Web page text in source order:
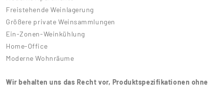
Freistehende Weinlagerung
Größere private Weinsammlungen
Ein-Zonen-Weinkühlung
Home-Office
Moderne Wohnräume
Wir behalten uns das Recht vor, Produktspezifikationen ohne